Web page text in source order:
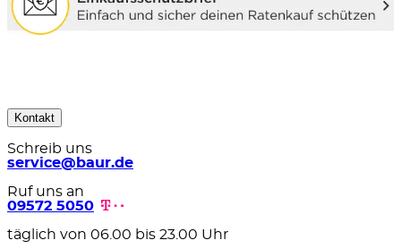
Kontakt
Schreib uns
service@baur.de
Ruf uns an
09572 5050
täglich von 06.00 bis 23.00 Uhr